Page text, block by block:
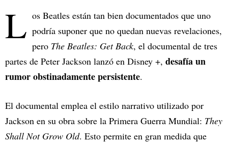
L os Beatles están tan bien documentados que uno
podría suponer que no quedan nuevas revelaciones,
pero The Beatles: Get Back, el documental de tres
partes de Peter Jackson lanzó en Disney +, desafía un
rumor obstinadamente persistente.
El documental emplea el estilo narrativo utilizado por
Jackson en su obra sobre la Primera Guerra Mundial: They
Shall Not Grow Old. Esto permite en gran medida que